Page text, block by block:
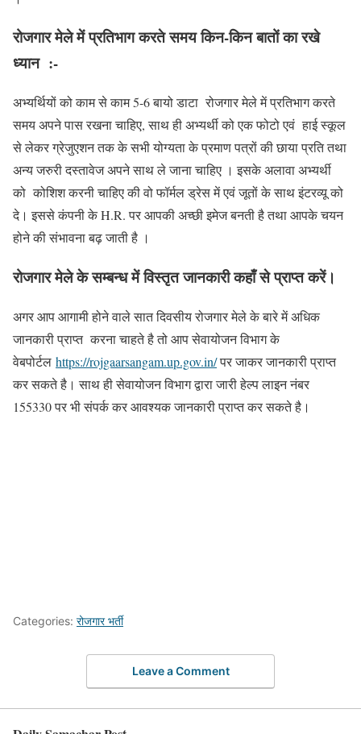
रोजगार मेले में प्रतिभाग करते समय किन-किन बातों का रखे
ध्यान :-
अभ्यर्थियों को काम से काम 5-6 बायो डाटा रोजगार मेले में प्रतिभाग करते
समय अपने पास रखना चाहिए, साथ ही अभ्यर्थी को एक फोटो एवं हाई स्कूल
से लेकर ग्रेजुएशन तक के सभी योग्यता के प्रमाण पत्रों की छाया प्रति तथा
अन्य जरुरी दस्तावेज अपने साथ ले जाना चाहिए । इसके अलावा अभ्यर्थी
को कोशिश करनी चाहिए की वो फॉर्मल ड्रेस में एवं जूतों के साथ इंटरव्यू को
दे। इससे कंपनी के H.R. पर आपकी अच्छी इमेज बनती है तथा आपके चयन
होने की संभावना बढ़ जाती है ।
रोजगार मेले के सम्बन्ध में विस्तृत जानकारी कहाँ से प्राप्त करें।
अगर आप आगामी होने वाले सात दिवसीय रोजगार मेले के बारे में अधिक
जानकारीप्राप्त करना चाहते है तो आप सेवायोजन विभाग के
वेबपोर्टल https://rojgaarsangam.up.gov.in/पर जाकर जानकारी प्राप्त
कर सकते है। साथ ही सेवायोजन विभाग द्वारा जारी हेल्प लाइन नंबर
155330 पर भी संपर्क कर आवश्यक जानकारी प्राप्त कर सकते है।
Categories: रोजगार भर्ती
Leave a Comment